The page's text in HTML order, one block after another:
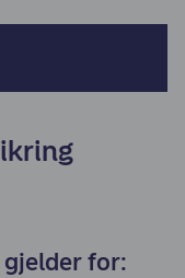
for: